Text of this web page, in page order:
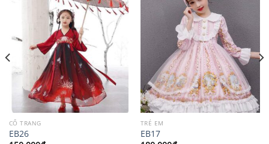
CỔ TRANG
EB26
TRẺ EM
EB17